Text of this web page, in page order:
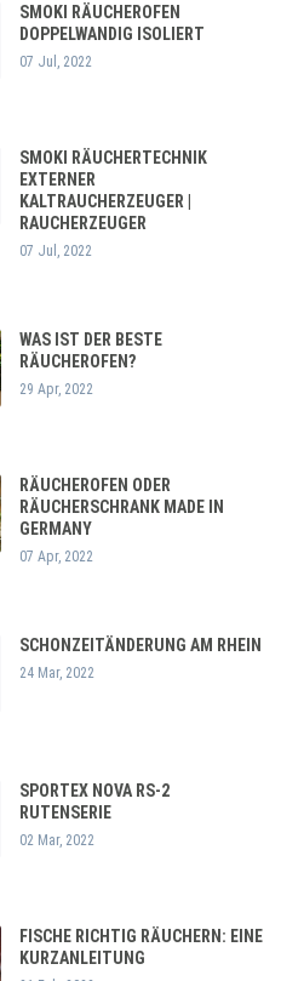
SMOKI RÄUCHEROFEN
DOPPELWANDIG ISOLIERT
07 Jul, 2022
SMOKI RÄUCHERTECHNIK
EXTERNER
KALTRAUCHERZEUGER |
RAUCHERZEUGER
07 Jul, 2022
WAS IST DER BESTE
RÄUCHEROFEN?
29 Apr, 2022
RÄUCHEROFEN ODER
RÄUCHERSCHRANK MADE IN
GERMANY
07 Apr, 2022
SCHONZEITÄNDERUNG AM RHEIN
24 Mar, 2022
SPORTEX NOVA RS-2
RUTENSERIE
02 Mar, 2022
FISCHE RICHTIG RÄUCHERN: EINE
KURZANLEITUNG